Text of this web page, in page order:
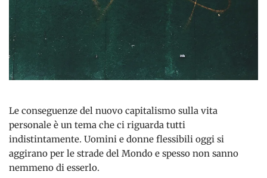
Le conseguenze del nuovo capitalismo sulla vita
personale è un tema che ci riguarda tutti
indistintamente. Uomini e donne flessibili oggi si
aggirano per le strade del Mondo e spesso non sanno
nemmeno di esserlo.